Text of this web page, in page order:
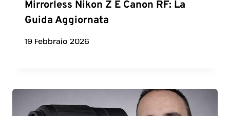
Mirrorless Nikon Z E Canon RF: La
Guida Aggiornata
19 Febbraio 2026